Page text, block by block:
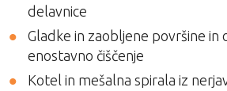
delavnice
Gladke in zaobljene površine in
enostavno čiščenje
Kotel in mešalna spirala iz